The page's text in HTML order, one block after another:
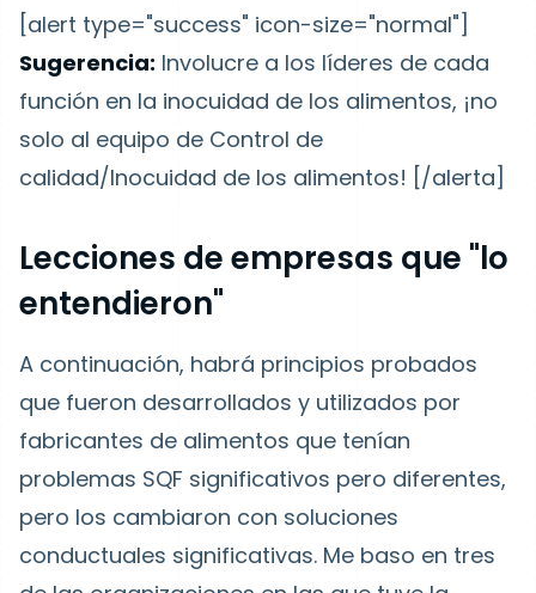
[alert type="success" icon-size="normal"]
Sugerencia: Involucre a los líderes de cada
función en la inocuidad de los alimentos, ¡no
solo al equipo de Control de
calidad/Inocuidad de los alimentos! [/alerta]
Lecciones de empresas que "lo
entendieron"
A continuación, habrá principios probados
que fueron desarrollados y utilizados por
fabricantes de alimentos que tenían
problemas SQF significativos pero diferentes,
pero los cambiaron con soluciones
conductuales significativas. Me baso en tres